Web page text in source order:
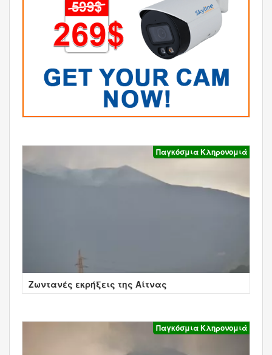
Παγκόσμια Κληρονομιά
Ζωντανές εκρήξεις της Αίτνας
Παγκόσμια Κληρονομιά